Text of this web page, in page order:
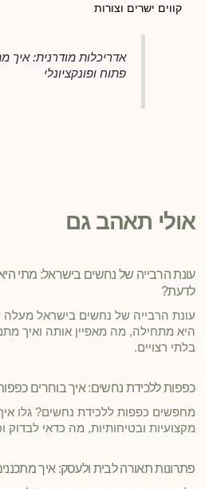
קווים ישרים וצורות
אדריכלות מודרנית: איך
פתוח ופונקציונלי
אולי תאהב גם
עונת הרבייה של נחשים בישראל: מתי
לדעת?
עונת הרבייה של נחשים בישראל מעלה
היא מתחילה, מה מאפיין אותה ואיך
בלתי רצויים.
כפפות ללכידת נחשים: איך בוחרים כפפות
מחפשים כפפות ללכידת נחשים? גלו
מקצועיות ובטיחותיות, מה כדאי לבדוק
פתרונות תאורה לבית ולעסק: איך